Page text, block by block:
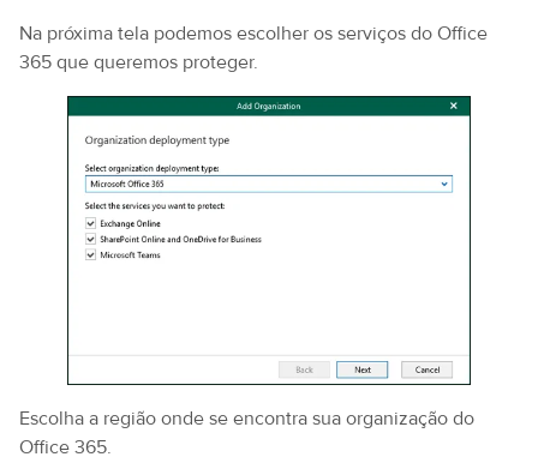
Na próxima tela podemos escolher os serviços do Office
365 que queremos proteger.
Escolha a região onde se encontra sua organização do
Office 365.